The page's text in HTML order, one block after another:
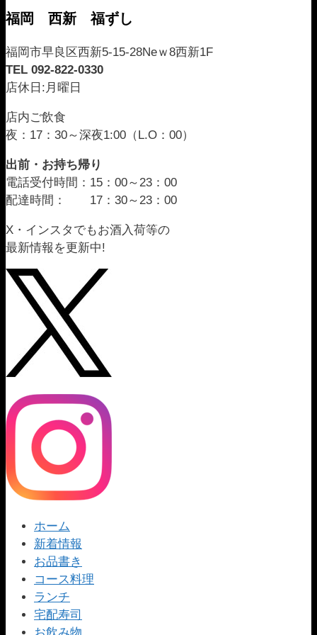
福岡 西新 福ずし
福岡市早良区西新5-15-28Neｗ8西新1F
TEL 092-822-0330
店休日:月曜日
店内ご飲食
夜：17：30～深夜1:00（L.O：00）
出前・お持ち帰り
電話受付時間：15：00～23：00
配達時間： 17：30～23：00
X・インスタでもお酒入荷等の
最新情報を更新中!
ホーム
新着情報
お品書き
コース料理
ランチ
宅配寿司